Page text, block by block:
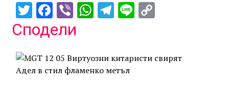
TwitterFacebook
ViberWhatsApp
Telegram
Line
Сподели